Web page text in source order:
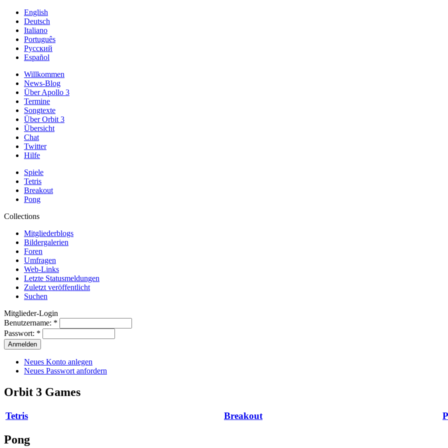
English
Deutsch
Italiano
Português
Русский
Español
Willkommen
News-Blog
Über Apollo 3
Termine
Songtexte
Über Orbit 3
Übersicht
Chat
Twitter
Hilfe
Spiele
Tetris
Breakout
Pong
Collections
Mitgliederblogs
Bildergalerien
Foren
Umfragen
Web-Links
Letzte Statusmeldungen
Zuletzt veröffentlicht
Suchen
Mitglieder-Login
Benutzername: *
Passwort: *
Neues Konto anlegen
Neues Passwort anfordern
Orbit 3 Games
Tetris Breakout
Pong